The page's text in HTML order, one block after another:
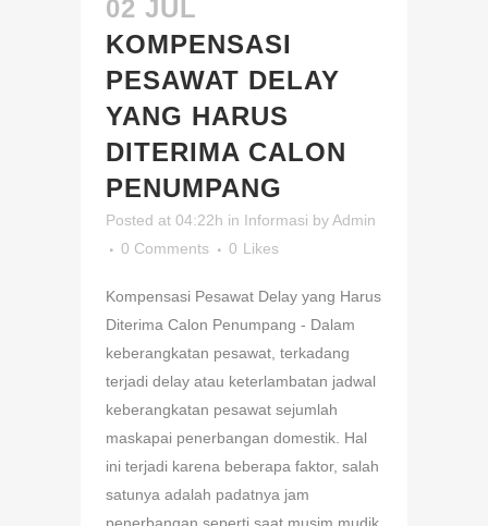
02 JUL
KOMPENSASI
PESAWAT DELAY
YANG HARUS
DITERIMA CALON
PENUMPANG
Posted at 04:22h in Informasi byAdmin
0 Comments
0 Likes
Kompensasi Pesawat Delay yang Harus
Diterima Calon Penumpang - Dalam
keberangkatan pesawat, terkadang
terjadi delay atau keterlambatan jadwal
keberangkatan pesawat sejumlah
maskapai penerbangan domestik. Hal
ini terjadi karena beberapa faktor, salah
satunya adalah padatnya jam